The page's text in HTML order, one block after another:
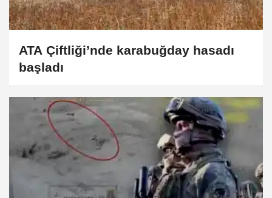
ATA Çiftliği’nde karabuğday hasadı
başladı